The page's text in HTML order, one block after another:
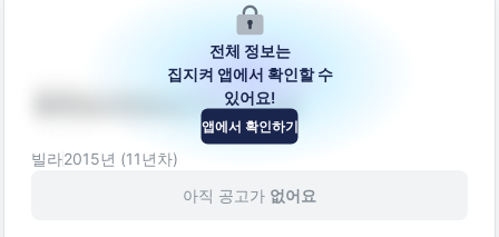
리더스아파트주건축물
인천광역시 남동구 용천로 177
빌라2015년 (11년차)
아직 공고가 없어요
전체 정보는
집지켜 앱에서 확인할 수
있어요!
앱에서 확인하기